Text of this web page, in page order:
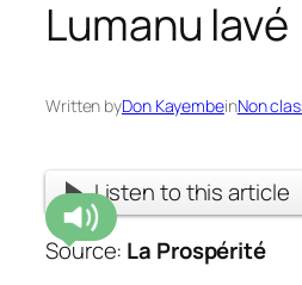
Lumanu lavé
Written byDon KayembeinNon
Listen to this article
Source: La Prospérité